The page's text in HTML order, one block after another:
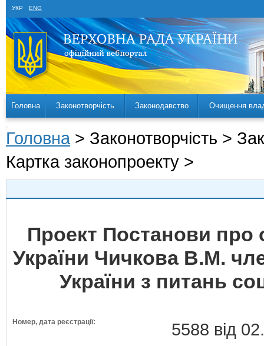
УКР ENG
Головна Законотворчість Законодавство Очищення
Головна > Законотворчість >
Картка законопроекту >
Проект Постанови про
України Чичкова В.М.
України з питань
Номер, дата реєстрації: 5588 від